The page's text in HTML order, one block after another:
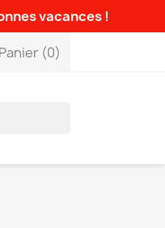
vacances !
Panier (0)